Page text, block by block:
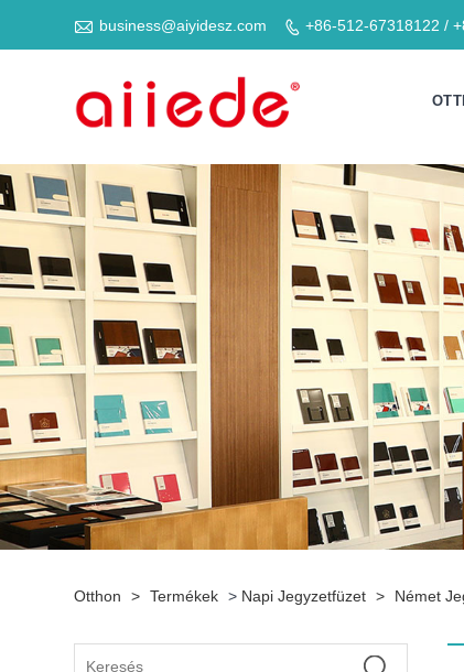
 business@aiyidesz.com  +86-512-67318122 /
Otthon > Termékek > Napi Jegyzetfüzet > Német